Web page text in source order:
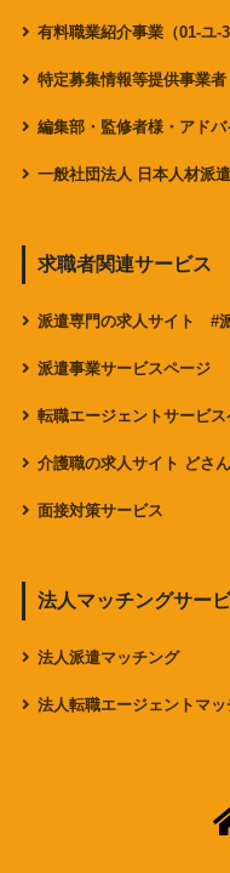
有料職業紹介事業（01-ユ-
特定募集情報等提供事業者
編集部・監修者様・アド
一般社団法人 日本人材派
求職者関連サービス
派遣専門の求人サイト #
派遣事業サービスページ
転職エージェントサービス
介護職の求人サイト どさ
面接対策サービス
法人マッチングサー
法人派遣マッチング
法人転職エージェントマッ